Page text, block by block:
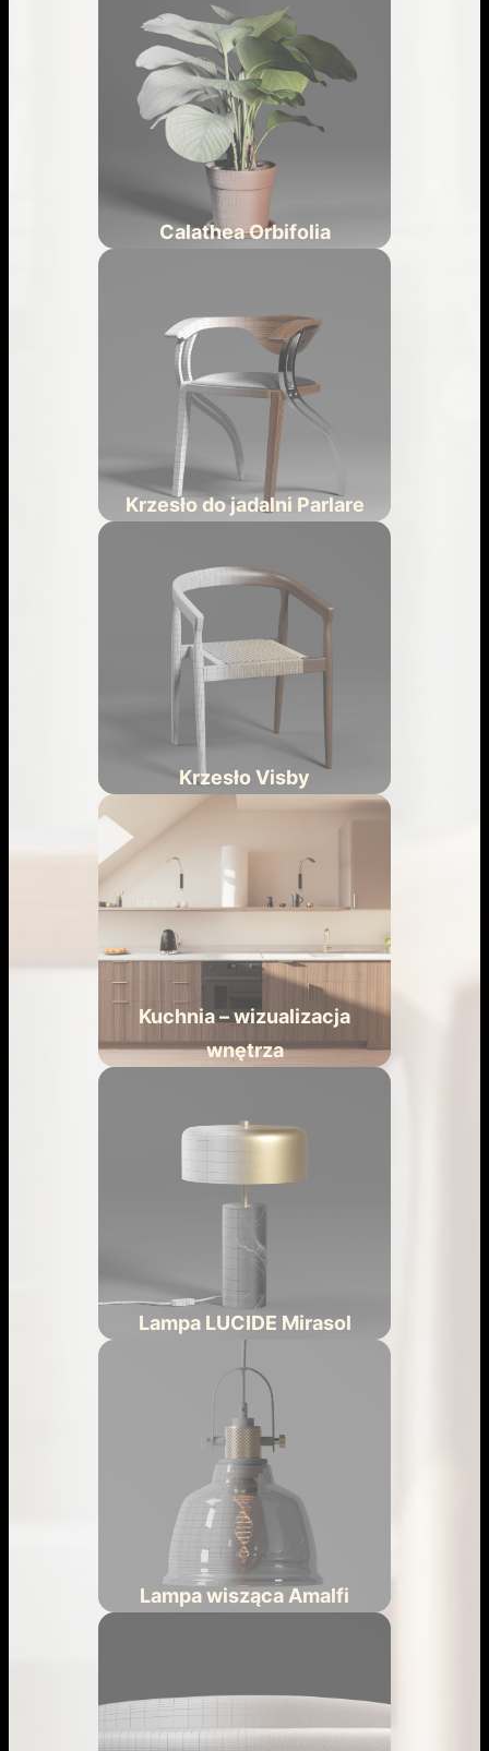
Calathea Orbifolia
Krzesło do jadalni Parlare
Krzesło Visby
Kuchnia – wizualizacja
wnętrza
Lampa LUCIDE Mirasol
Lampa wisząca Amalfi